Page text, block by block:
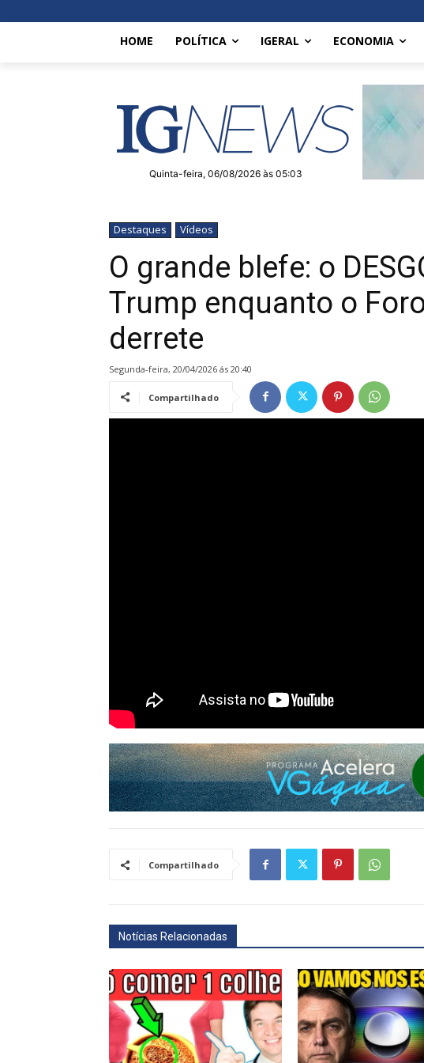
HOME POLÍTICA IGERAL ECONOMIA
Quinta-feira, 06/08/2026 às 05:03
Destaques Vídeos
O grande blefe: o
Trump enquanto o
derrete
segunda-feira, 20/04/2026 ás 20:40
Compartilhado
Compartilhado
Notícias Relacionadas